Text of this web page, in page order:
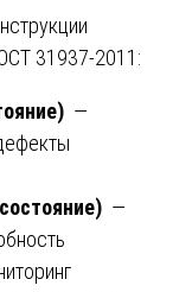
31937-2011:
—
—